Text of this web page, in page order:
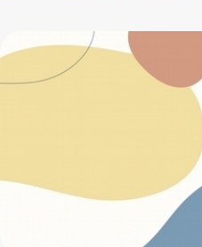
知識。 所以，馬偕醫院台北院
活動」，這次主題為「預立醫療
張嘉芳社工師，分享預立醫療自
請病友及家屬踴躍報名參加。活
人員設備項目規則流程名額地點
因此參加本活動前請先洽詢主辦
消，當天請自備喝水容器。名稱
月18日（六）上午09：30～12
北中山區中山北路2段92號）